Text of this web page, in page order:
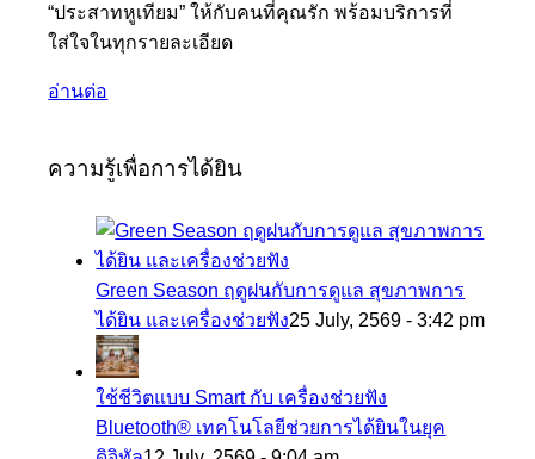
“ประสาทหูเทียม” ให้กับคนที่คุณรัก พร้อมบริการที่
ใส่ใจในทุกรายละเอียด
อ่านต่อ
ความรู้เพื่อการได้ยิน
Green Season ฤดูฝนกับการดูแล สุขภาพการ
ได้ยิน และเครื่องช่วยฟัง25 July, 2569 - 3:42 pm
ใช้ชีวิตแบบ Smart กับ เครื่องช่วยฟัง
Bluetooth® เทคโนโลยีช่วยการได้ยินในยุค